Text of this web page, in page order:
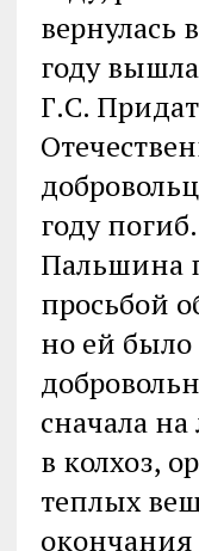
вернулась
году
Г.С.
году
Пальшина
просьбой
но ей было
сначала на
в колхоз,
теплых